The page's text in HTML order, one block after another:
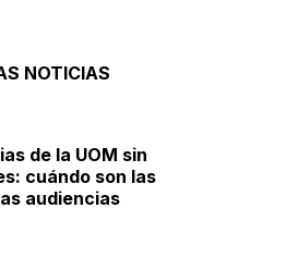
NOTICIAS
de la UOM sin
cuándo son las
audiencias